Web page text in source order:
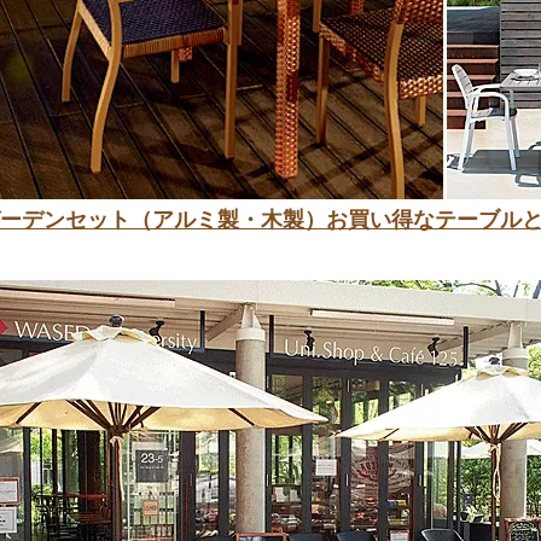
デンセット（アルミ製・木製）お買い得なテーブル